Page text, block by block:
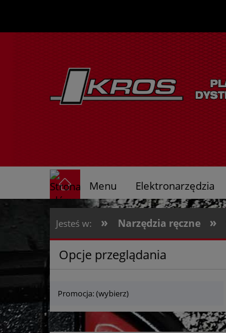
Menu Elektronarzędzia
O nas
Jesteś w: » Narzędzia ręczne »
Opcje przeglądania
Promocja: (wybierz)